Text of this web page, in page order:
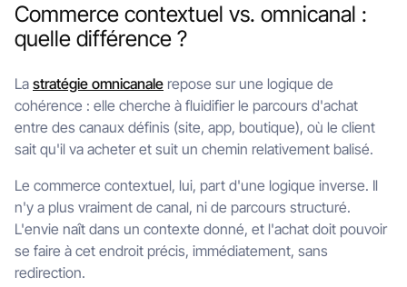
Commerce contextuel vs. omnicanal :
quelle différence ?
La stratégie omnicanale repose sur une logique de
cohérence : elle cherche à fluidifier le parcours d'achat
entre des canaux définis (site, app, boutique), où le client
sait qu'il va acheter et suit un chemin relativement balisé.
Le commerce contextuel, lui, part d'une logique inverse. Il
n'y a plus vraiment de canal, ni de parcours structuré.
L'envie naît dans un contexte donné, et l'achat doit pouvoir
se faire à cet endroit précis, immédiatement, sans
redirection.